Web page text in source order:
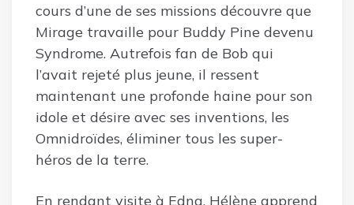
cours d’une de ses missions découvre que
Mirage travaille pour Buddy Pine devenu
Syndrome. Autrefois fan de Bob qui
l’avait rejeté plus jeune, il ressent
maintenant une profonde haine pour son
idole et désire avec ses inventions, les
Omnidroïdes, éliminer tous les super-
héros de la terre.
En rendant visite à Edna, Hélène apprend